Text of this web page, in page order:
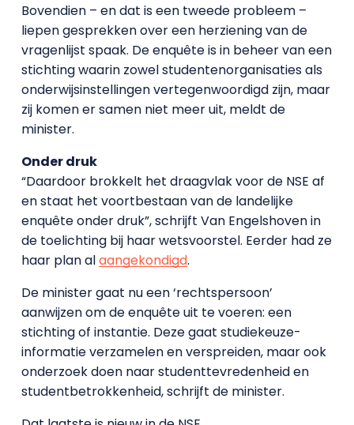
Bovendien – en dat is een tweede probleem –
liepen gesprekken over een herziening van de
vragenlijst spaak. De enquête is in beheer van een
stichting waarin zowel studentenorganisaties als
onderwijsinstellingen vertegenwoordigd zijn, maar
zij komen er samen niet meer uit, meldt de
minister.
Onder druk
“Daardoor brokkelt het draagvlak voor de NSE af
en staat het voortbestaan van de landelijke
enquête onder druk”, schrijft Van Engelshoven in
de toelichting bij haar wetsvoorstel. Eerder had ze
haar plan alaangekondigd.
De minister gaat nu een ‘rechtspersoon’
aanwijzen om de enquête uit te voeren: een
stichting of instantie. Deze gaat studiekeuze-
informatie verzamelen en verspreiden, maar ook
onderzoek doen naar studenttevredenheid en
studentbetrokkenheid, schrijft de minister.